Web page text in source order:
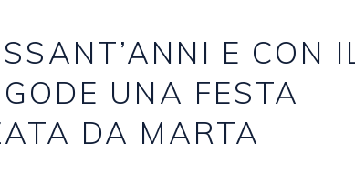
E CON
UNA FESTA
DA MARTA